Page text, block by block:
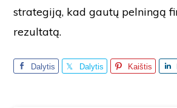
strategiją, kad gautų pelningą
rezultatą.
Dalytis Dalytis Kaištis